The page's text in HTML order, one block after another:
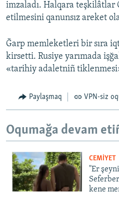
imzaladı. Halqara teşkilâtlar
etilmesini qanunsız areket
Ğarp memleketleri bir sıra
kirsetti. Rusiye yarımada
«tarihiy adaletniñ
Paylaşmaq VPN-siz
Oqumağa devam
CEMİYET
"Er
kene